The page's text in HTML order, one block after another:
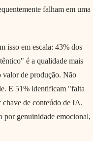
falham em uma
isso em escala: 43% dos
é a qualidade mais
valor de produção. Não
E 51% identificam "falta
de conteúdo de IA.
por genuinidade emocional,